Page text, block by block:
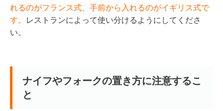
れるのがフランス式、手前から入れるのがイギリス式で
す。
レストランによって使い分けるようにしてくださ
い。
ナイフやフォークの置き方に注意するこ
と